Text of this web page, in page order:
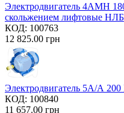
Электродвигатель 4AMH
скольжением лифтовые НЛБ
КОД: 100763
12 825.00 грн
Электродвигатель 5А/А
КОД: 100840
11 657.00 грн